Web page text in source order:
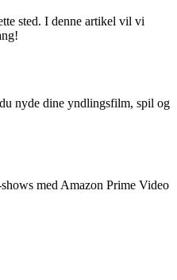
sted. I denne artikel vil vi
nyde dine yndlingsfilm, spil og
med Amazon Prime Video